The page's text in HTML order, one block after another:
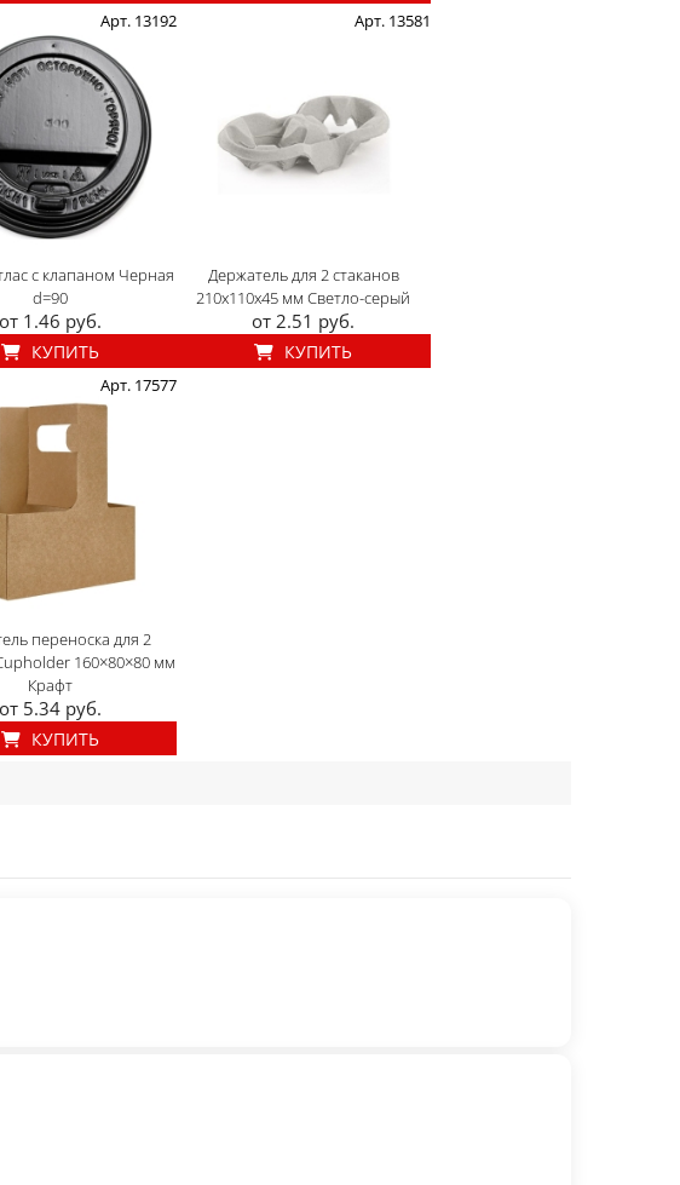
Арт. 13192
с клапаном Черная
d=90
от 1.46 руб.
КУПИТЬ
Арт. 13581
Держатель для 2 стаканов
210x110x45 мм Светло-серый
от 2.51 руб.
КУПИТЬ
Арт. 17577
переноска для 2
160×80×80 мм
Крафт
от 5.34 руб.
КУПИТЬ